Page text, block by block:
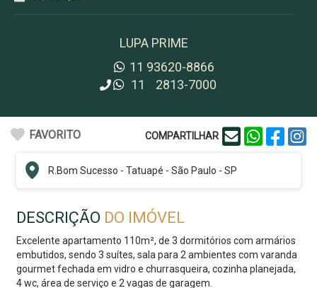
LUPA PRIME
11 93620-8866
11
2813-7000
FAVORITO COMPARTILHAR
R. Bom Sucesso -Tatuapé -São Paulo - SP
DESCRIÇÃO DO IMÓVEL
Excelente apartamento 110m², de 3 dormitórios com armários
embutidos, sendo 3 suítes, sala para 2 ambientes com varanda
gourmet fechada em vidro e churrasqueira, cozinha planejada,
4 wc, área de serviço e 2 vagas de garagem.